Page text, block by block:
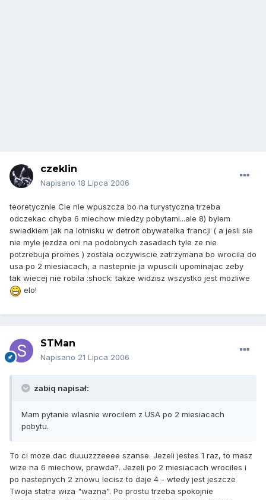
czeklin
Napisano 18 Lipca 2006
teoretycznie Cie nie wpuszcza bo na turystyczna trzeba
odczekac chyba 6 miechow miedzy pobytami...ale 8) bylem
swiadkiem jak na lotnisku w detroit obywatelka francji ( a jesli sie
nie myle jezdza oni na podobnych zasadach tyle ze nie
potzrebuja promes ) zostala oczywiscie zatrzymana bo wrocila do
usa po 2 miesiacach, a nastepnie ja wpuscili upominajac zeby
tak wiecej nie robila :shock: takze widzisz wszystko jest mozliwe
elo!
STMan
Napisano 21 Lipca 2006
zabiq napisał:
Mam pytanie wlasnie wrocilem z USA po 2 miesiacach
pobytu.
To ci moze dac duuuzzzeeee szanse. Jezeli jestes 1 raz, to masz
wize na 6 miechow, prawda?. Jezeli po 2 miesiacach wrociles i
po nastepnych 2 znowu lecisz to daje 4 - wtedy jest jeszcze
Twoja statra wiza "wazna". Po prostu trzeba spokojnie